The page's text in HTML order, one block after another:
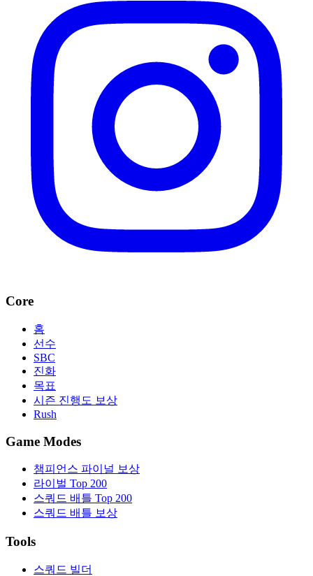
Core
홈
선수
SBC
진화
목표
시즌 진행도 보상
Rush
Game Modes
챔피언스 파이널 보상
라이벌 Top 200
스쿼드 배틀 Top 200
스쿼드 배틀 보상
Tools
스쿼드 빌더